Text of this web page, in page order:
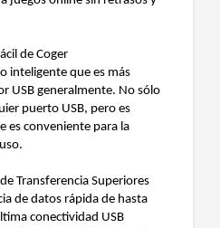
de Coger
inteligente que es más
USB generalmente. No sólo
puerto USB, pero es
es conveniente para la
Transferencia Superiores
de datos rápida de hasta
conectividad USB